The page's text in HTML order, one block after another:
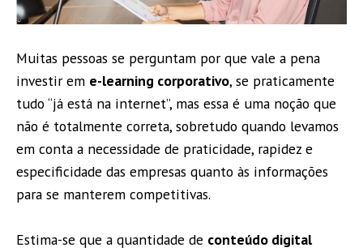
Muitas pessoas se perguntam por que vale a pena
investir em e-learning corporativo, se praticamente
tudo “já está na internet”, mas essa é uma noção que
não é totalmente correta, sobretudo quando levamos
em conta a necessidade de praticidade, rapidez e
especificidade das empresas quanto às informações
para se manterem competitivas.
Estima-se que a quantidade de conteúdo digital